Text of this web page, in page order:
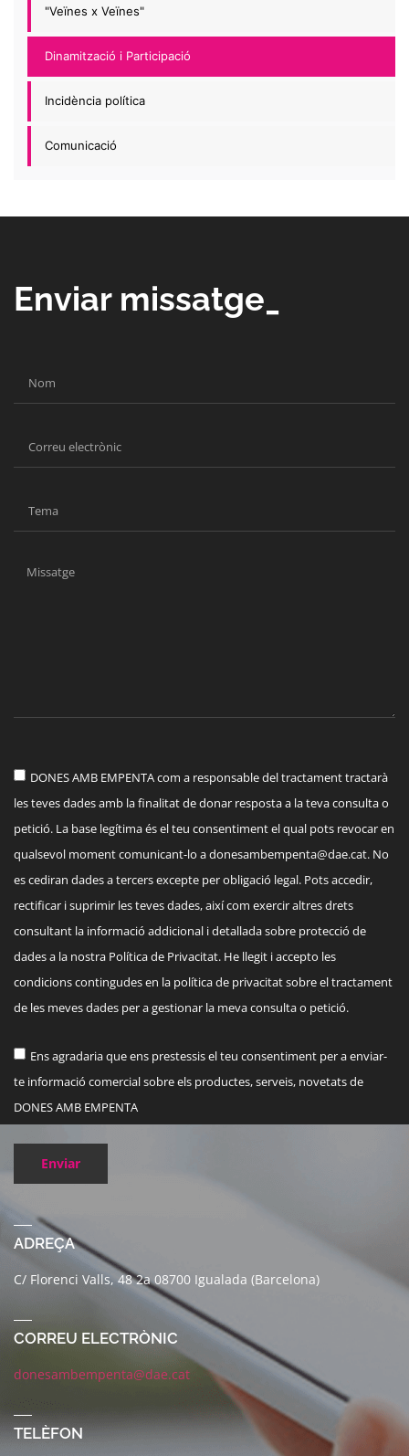
"Veïnes x Veïnes"
Dinamització i Participació
Incidència política
Comunicació
Enviar missatge_
DONES AMB EMPENTA com a responsable del tractament tractarà
les teves dades amb la finalitat de donar resposta a la teva consulta o
petició. La base legítima és el teu consentiment el qual pots revocar en
qualsevol moment comunicant-lo adonesambempenta@dae.cat. No
es cediran dades a tercers excepte per obligació legal. Pots accedir,
rectificar i suprimir les teves dades, així com exercir altres drets
consultant la informació addicional i detallada sobre protecció de
dades a la nostra Política de Privacitat. He llegit i accepto les
condicions contingudes en la política de privacitat sobre el tractament
de les meves dades per a gestionar la meva consulta o petició.
Ens agradaria que ens prestessis el teu consentiment per a enviar-
te informació comercial sobre els productes, serveis, novetats de
DONES AMB EMPENTA
Enviar
ADREÇA
C/ Florenci Valls, 48 2a 08700 Igualada (Barcelona)
CORREU ELECTRÒNIC
donesambempenta@dae.cat
TELÈFON